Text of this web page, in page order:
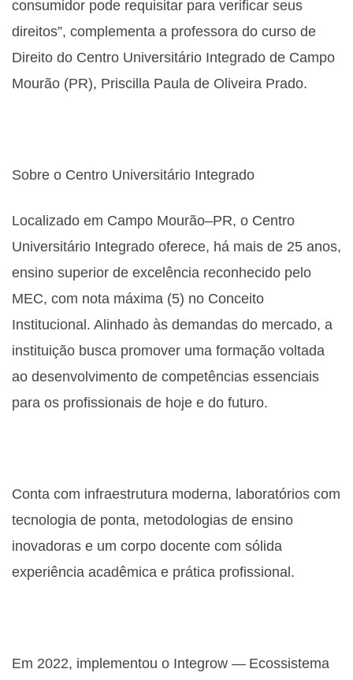
consumidor pode requisitar para verificar seus
direitos”, complementa a professora do curso de
Direito do Centro Universitário Integrado de Campo
Mourão (PR), Priscilla Paula de Oliveira Prado.
Sobre o Centro Universitário Integrado
Localizado em Campo Mourão–PR, o Centro
Universitário Integrado oferece, há mais de 25 anos,
ensino superior de excelência reconhecido pelo
MEC, com nota máxima (5) no Conceito
Institucional. Alinhado às demandas do mercado, a
instituição busca promover uma formação voltada
ao desenvolvimento de competências essenciais
para os profissionais de hoje e do futuro.
Conta com infraestrutura moderna, laboratórios com
tecnologia de ponta, metodologias de ensino
inovadoras e um corpo docente com sólida
experiência acadêmica e prática profissional.
Em 2022, implementou o Integrow — Ecossistema